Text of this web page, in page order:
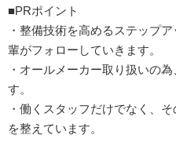
■PRポイント
・整備技術を高めるステップ
輩がフォローしていきます。
・オールメーカー取り扱いの
す。
・働くスタッフだけでなく、
を整えています。